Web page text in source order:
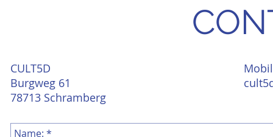
CULT5D
Burgweg 61
78713 Schramberg